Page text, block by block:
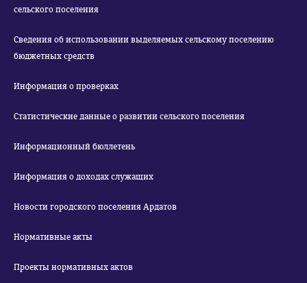
сельского поселения
Сведения об использовании выделяемых сельскому поселению
бюджетных средств
Информация о проверках
Статистические данные о развитии сельского поселения
Информационный бюллетень
Информация о доходах служащих
Новости городского поселения Ардатов
Нормативные акты
Проекты нормативных актов